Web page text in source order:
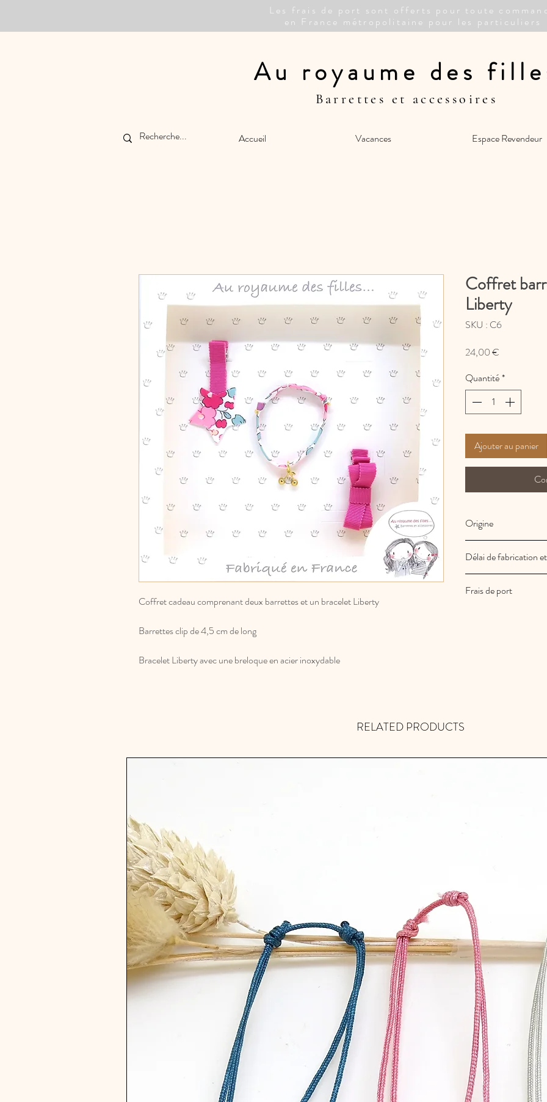
Les frais de port sont offerts pour toute
en France métropolitaine pour les particuliers
Au royaume des
Barrettes et accessoires
Accueil Vacances Espace Revendeur
Coffret cadeau comprenant deux barrettes et un bracelet Liberty
Barrettes clip de 4,5 cm de long
Bracelet Liberty avec une breloque en acier inoxydable
Coffret
Liberty
SKU : C6
24,00 €
Quantité*
Ajouter au panier
Origine
Délai de fabrication
commande
Frais de port
RELATED PRODUCTS